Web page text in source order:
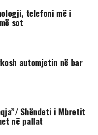
telefoni më i
sot
automjetin në bar
Shëndeti i Mbretit
në pallat